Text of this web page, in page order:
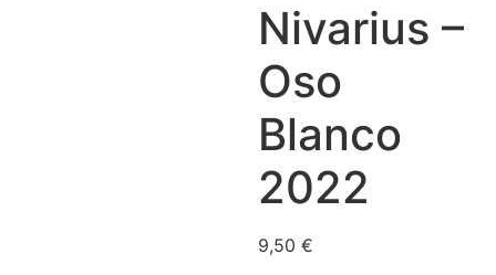
Nivarius –
Oso
Blanco
2022
9,50 €